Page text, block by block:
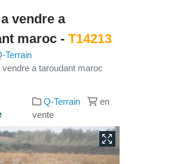
vendre a
maroc - T14213
Terrain
vendre a taroudant maroc
Q-Terrain
en
vente